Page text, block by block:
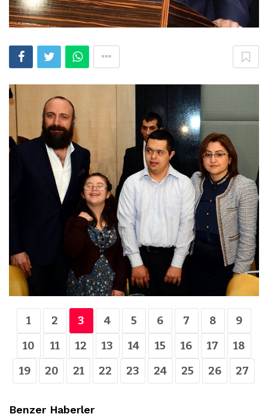
1 2 3 4 5 6 7 8
9
10
11 12 13 14 15 16 17
18
19
20 21 22 23 24 25 26 27
Benzer Haberler